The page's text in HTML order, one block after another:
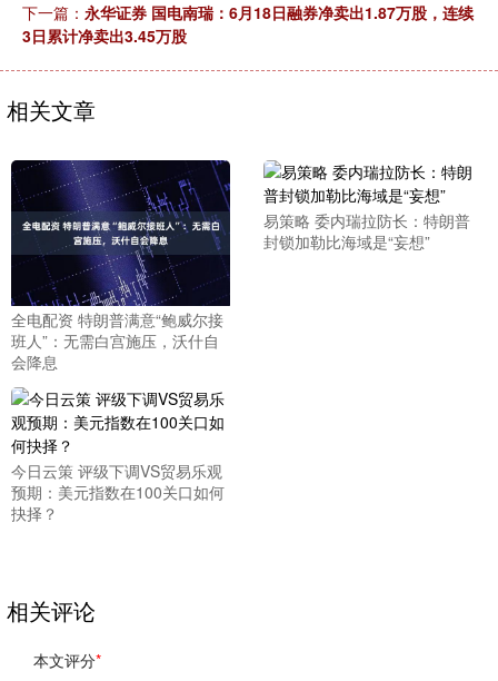
下一篇： 永华证券 国电南瑞：6月18日融券净卖出1.87万股，连续
3日累计净卖出3.45万股
相关文章
全电配资 特朗普满意“鲍威尔接
班人”：无需白宫施压，沃什自
会降息
易策略 委内瑞拉防长：特朗普
封锁加勒比海域是“妄想”
今日云策 评级下调VS贸易乐观
预期：美元指数在100关口如何
抉择？
相关评论
本文评分*